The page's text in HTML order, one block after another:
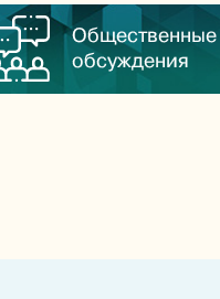
Общественные
обсуждения